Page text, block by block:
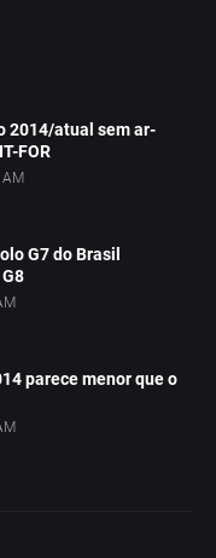
2014/atual sem ar-
FOR
G7 do Brasil
parece menor que o